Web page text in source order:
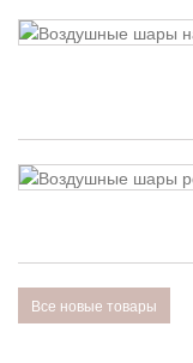
Все новые товары